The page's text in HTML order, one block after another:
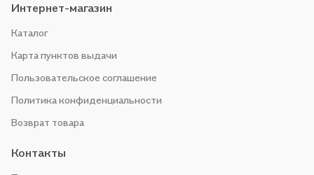
Интернет-магазин
Каталог
Карта пунктов выдачи
Пользовательское соглашение
Политика конфиденциальности
Возврат товара
Контакты